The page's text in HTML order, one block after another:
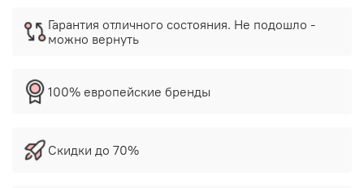
Гарантия отличного состояния. Не подошло -
можно вернуть
100% европейские бренды
Скидки до 70%